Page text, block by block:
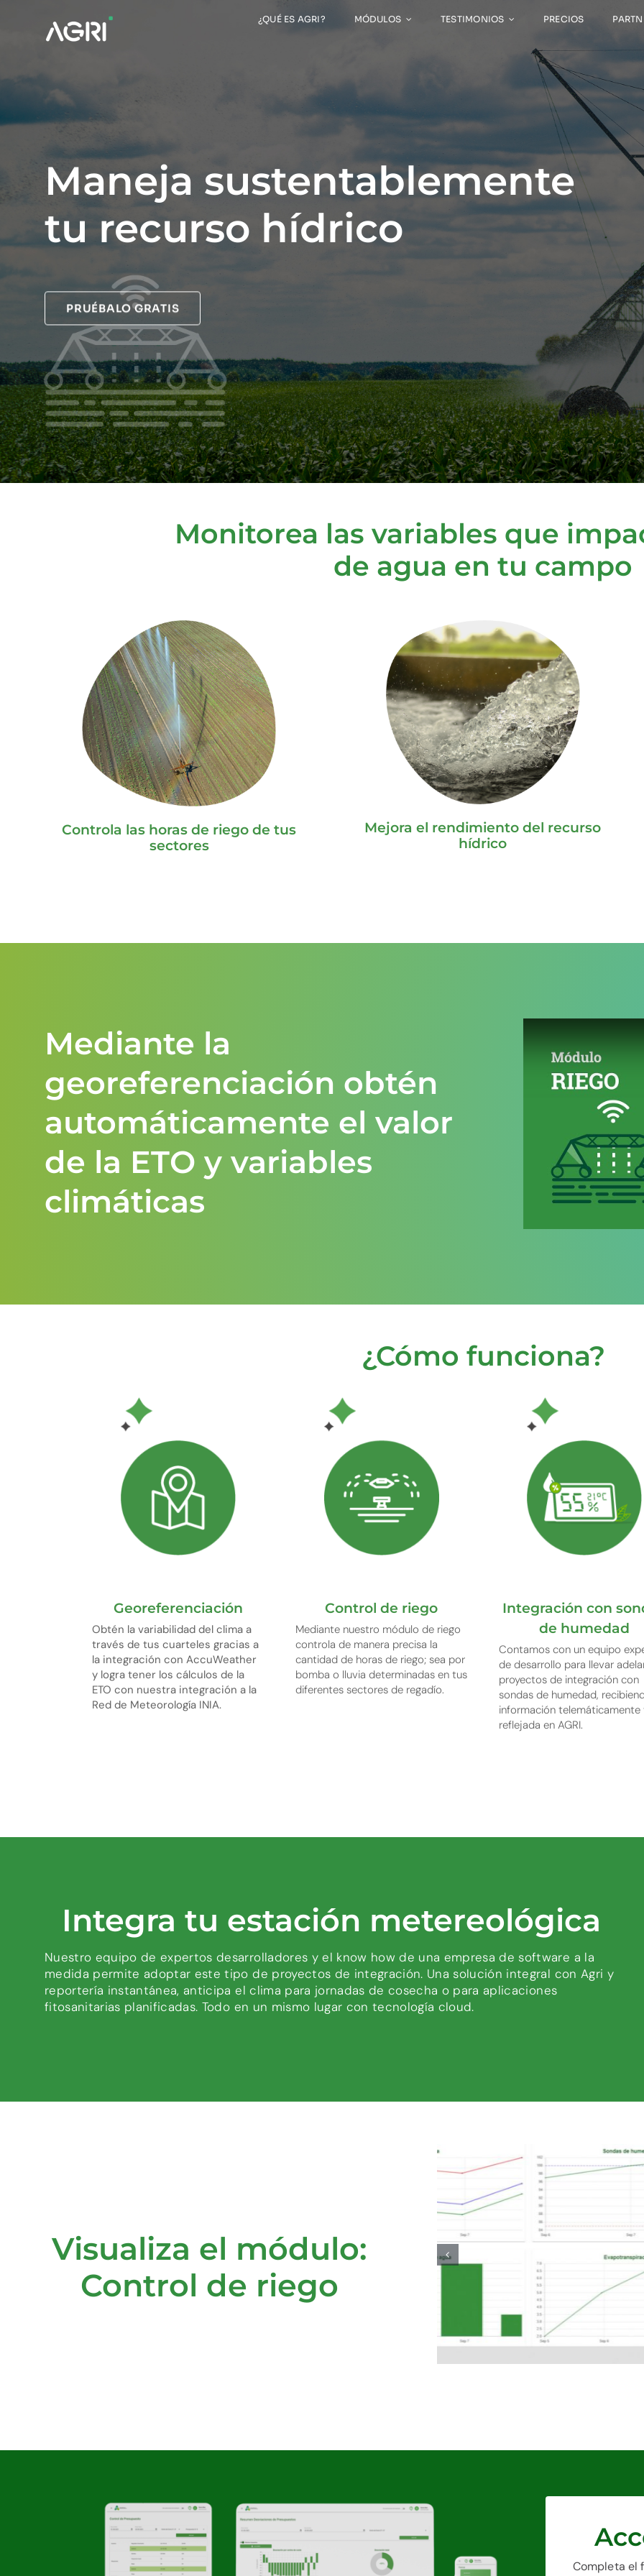
¿QUÉ ES AGRI? MÓDULOS TESTIMONIOS PRECIOS
Maneja sustentablemente
tu recurso hídrico
PRUÉBALO GRATIS
Monitorea las variables que
de agua en tu campo
Controla las horas de riego de tus
sectores
Mejora el rendimiento del recurso
hídrico
Mediante la
georeferenciación obtén
automáticamente el valor
de la ETO y variables
climáticas
¿Cómo funciona?
Georeferenciación
Obtén la variabilidad del clima a
través de tus cuarteles gracias a
la integración con AccuWeather
y logra tener los cálculos de la
ETO con nuestra integración a la
Red de Meteorología INIA.
Control de riego
Mediante nuestro módulo de riego
controla de manera precisa la
cantidad de horas de riego; sea por
bomba o lluvia determinadas en tus
diferentes sectores de regadío.
Integración con
de humedad
Contamos con un equipo
de desarrollo para llevar
proyectos de integración con
sondas de humedad,
información telemáticamente
reflejada en AGRI.
Integra tu estación metereológica
Nuestro equipo de expertos desarrolladores y el know how de una empresa de software a la
medida permite adoptar este tipo de proyectos de integración. Una solución integral con Agri y
reportería instantánea, anticipa el clima para jornadas de cosecha o para aplicaciones
fitosanitarias planificadas. Todo en un mismo lugar con tecnología cloud.
Visualiza el módulo:
Control de riego
Completa el